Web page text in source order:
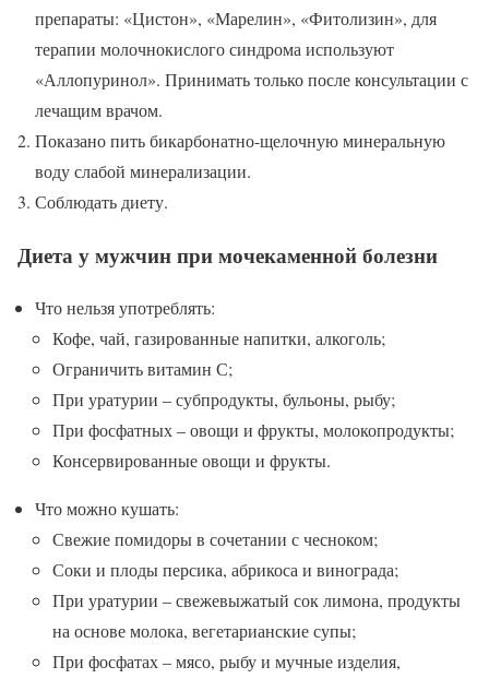
препараты: «Цистон», «Марелин», «Фитолизин», для
терапии молочнокислого синдрома используют
«Аллопуринол». Принимать только после консультации с
лечащим врачом.
Показано пить бикарбонатно-щелочную минеральную
воду слабой минерализации.
Соблюдать диету.
Диета у мужчин при мочекаменной болезни
Что нельзя употреблять:
Кофе, чай, газированные напитки, алкоголь;
Ограничить витамин С;
При уратурии – субпродукты, бульоны, рыбу;
При фосфатных – овощи и фрукты, молокопродукты;
Консервированные овощи и фрукты.
Что можно кушать:
Свежие помидоры в сочетании с чесноком;
Соки и плоды персика, абрикоса и винограда;
При уратурии – свежевыжатый сок лимона, продукты
на основе молока, вегетарианские супы;
При фосфатах – мясо, рыбу и мучные изделия,